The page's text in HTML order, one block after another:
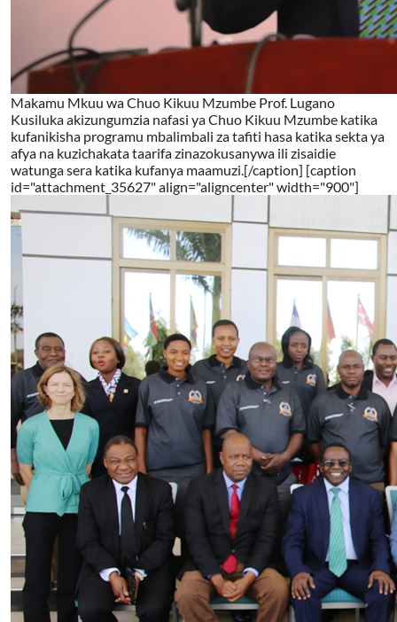
Makamu Mkuu wa Chuo Kikuu Mzumbe Prof. Lugano
Kusiluka akizungumzia nafasi ya Chuo Kikuu Mzumbe katika
kufanikisha programu mbalimbali za tafiti hasa katika sekta ya
afya na kuzichakata taarifa zinazokusanywa ili zisaidie
watunga sera katika kufanya maamuzi.[/caption] [caption
id="attachment_35627" align="aligncenter" width="900"]